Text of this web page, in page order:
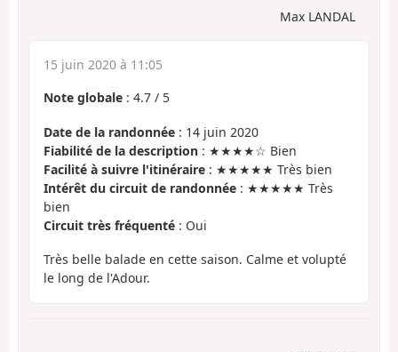
Max LANDAL
15 juin 2020 à 11:05
Note globale : 4.7 / 5
Date de la randonnée : 14 juin 2020
Fiabilité de la description : ★★★★☆ Bien
Facilité à suivre l'itinéraire : ★★★★★ Très bien
Intérêt du circuit de randonnée : ★★★★★ Très
bien
Circuit très fréquenté : Oui
Très belle balade en cette saison. Calme et volupté
le long de l'Adour.